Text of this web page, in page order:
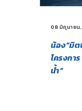
08 มิถุนายน,
น้อง”มิ
โครงกา
น้ำ”